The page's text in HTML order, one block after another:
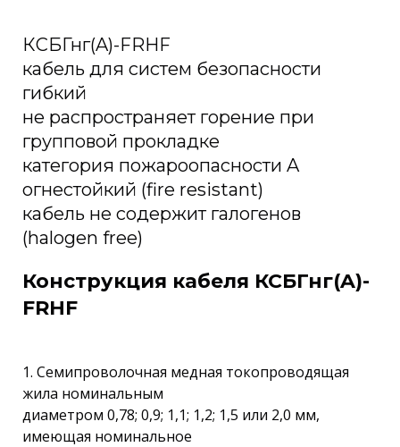
КСБГнг(A)-FRHF
кабель для систем безопасности
гибкий
не распространяет горение при
групповой прокладке
категория пожароопасности A
огнестойкий (fire resistant)
кабель не содержит галогенов
(halogen free)
Конструкция кабеля КСБГнг(A)-
FRHF
1. Семипроволочная медная токопроводящая
жила номинальным
диаметром 0,78; 0,9; 1,1; 1,2; 1,5 или 2,0 мм,
имеющая номинальное